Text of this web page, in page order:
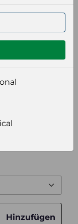
Bild aus
zum
Hinzufügen